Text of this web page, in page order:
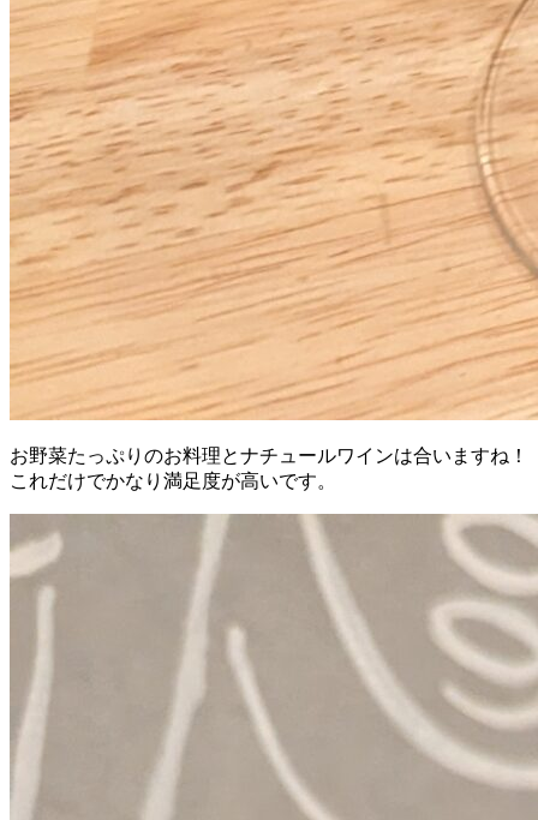
お野菜たっぷりのお料理とナチュールワインは合いますね！
これだけでかなり満足度が高いです。